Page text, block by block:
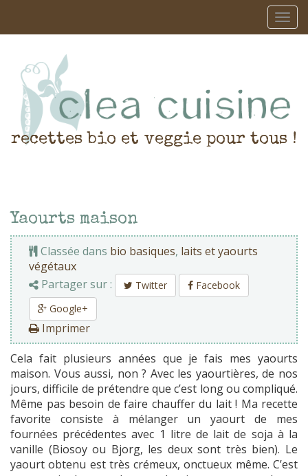
recettes bio et veggie pour tous !
Yaourts maison
Classée dans bio basiques, laits et yaourts
végétaux
Partager sur :
Twitter
Facebook
Google+
Imprimer
Cela fait plusieurs années que je fais mes yaourts
maison. Vous aussi, non ? Avec les yaourtières, de nos
jours, difficile de prétendre que c’est long ou compliqué.
Même pas besoin de faire chauffer du lait ! Ma recette
favorite consiste à mélanger un yaourt de mes
fournées précédentes avec 1 litre de lait de soja à la
vanille (Biosoy ou Bjorg, les deux sont très bien). Le
yaourt obtenu est très crémeux, onctueux même. C’est